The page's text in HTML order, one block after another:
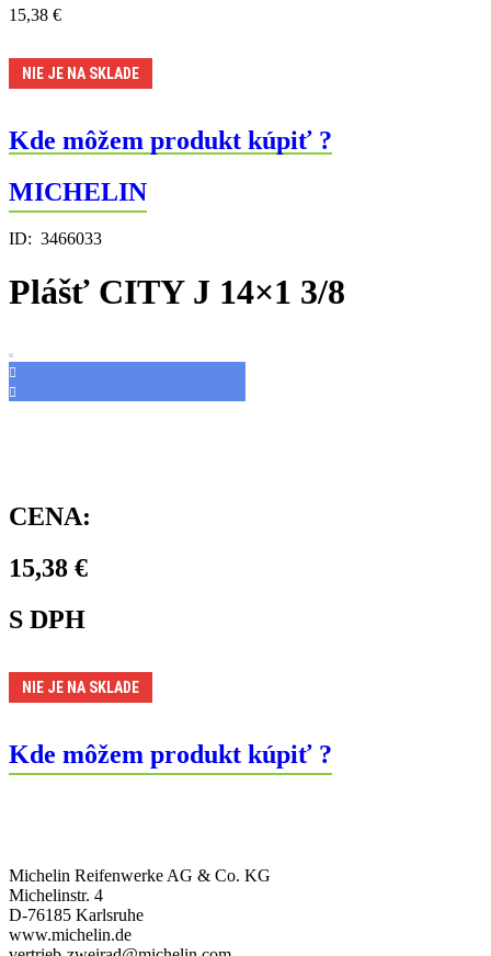
15,38 €
NIE JE NA SKLADE
Kde môžem produkt kúpiť ?
MICHELIN
ID: 3466033
Plášť CITY J 14×1 3/8
CENA:
15,38 €
S DPH
NIE JE NA SKLADE
Kde môžem produkt kúpiť ?
Michelin Reifenwerke AG & Co. KG
Michelinstr. 4
D-76185 Karlsruhe
www.michelin.de